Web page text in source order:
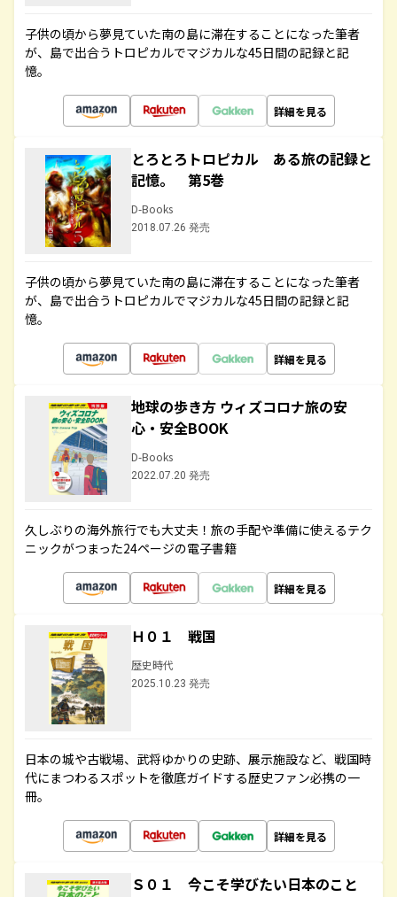
子供の頃から夢見ていた南の島に滞在することになった筆者
が、島で出合うトロピカルでマジカルな45日間の記録と記
憶。
詳細を見る
とろとろトロピカル ある旅の記録と
記憶。 第5巻
D-Books
2018.07.26 発売
子供の頃から夢見ていた南の島に滞在することになった筆者
が、島で出合うトロピカルでマジカルな45日間の記録と記
憶。
詳細を見る
地球の歩き方 ウィズコロナ旅の安
心・安全BOOK
D-Books
2022.07.20 発売
久しぶりの海外旅行でも大丈夫！旅の手配や準備に使えるテク
ニックがつまった24ページの電子書籍
詳細を見る
Ｈ０１ 戦国
歴史時代
2025.10.23 発売
日本の城や古戦場、武将ゆかりの史跡、展示施設など、戦国時
代にまつわるスポットを徹底ガイドする歴史ファン必携の一
冊。
詳細を見る
Ｓ０１ 今こそ学びたい日本のこと